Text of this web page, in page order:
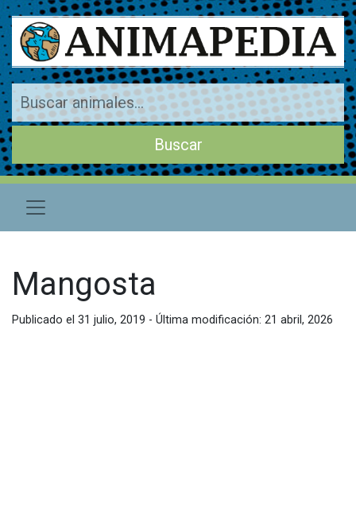
Mangosta
Publicado el 31 julio, 2019 - Última modificación: 21 abril, 2026